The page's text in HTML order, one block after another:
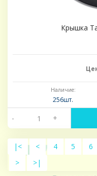
Крышка
Наличие:
256шт.
- +
|< < 4 5 6
>
>|